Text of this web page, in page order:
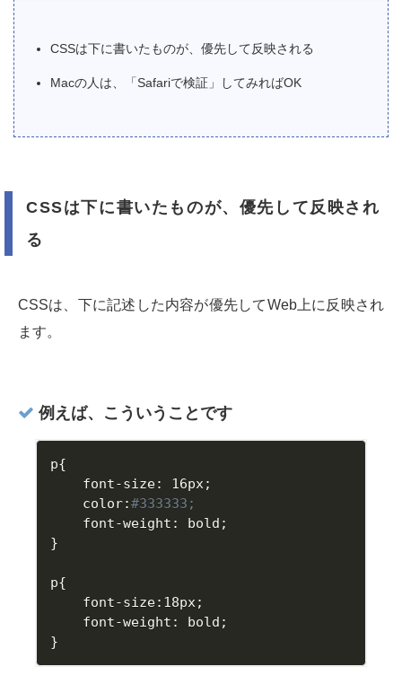
CSSは下に書いたものが、優先して反映される
Macの人は、「Safariで検証」してみればOK
CSSは下に書いたものが、優先して反映され
る
CSSは、下に記述した内容が優先してWeb上に反映され
ます。
例えば、こういうことです
p{
	font
-size: 16px ;
	color
:#333333;
	font
-weight : bold ;
}
p{
	font
-size: 18px ;
	font
-weight : bold ;
}